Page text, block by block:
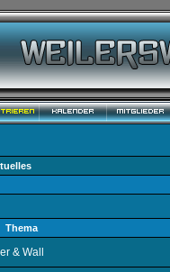
Thema
& Wall